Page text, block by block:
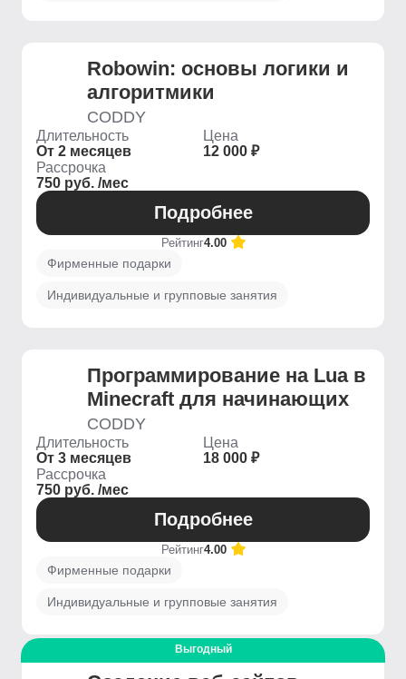
Robowin: основы логики и
алгоритмики
CODDY
Длительность
От 2 месяцев
Цена
12 000 ₽
Рассрочка
750 руб. /мес
Подробнее
Рейтинг4.00
Фирменные подарки
Индивидуальные и групповые занятия
Программирование на Lua в
Minecraft для начинающих
CODDY
Длительность
От 3 месяцев
Цена
18 000 ₽
Рассрочка
750 руб. /мес
Подробнее
Рейтинг4.00
Фирменные подарки
Индивидуальные и групповые занятия
Выгодный